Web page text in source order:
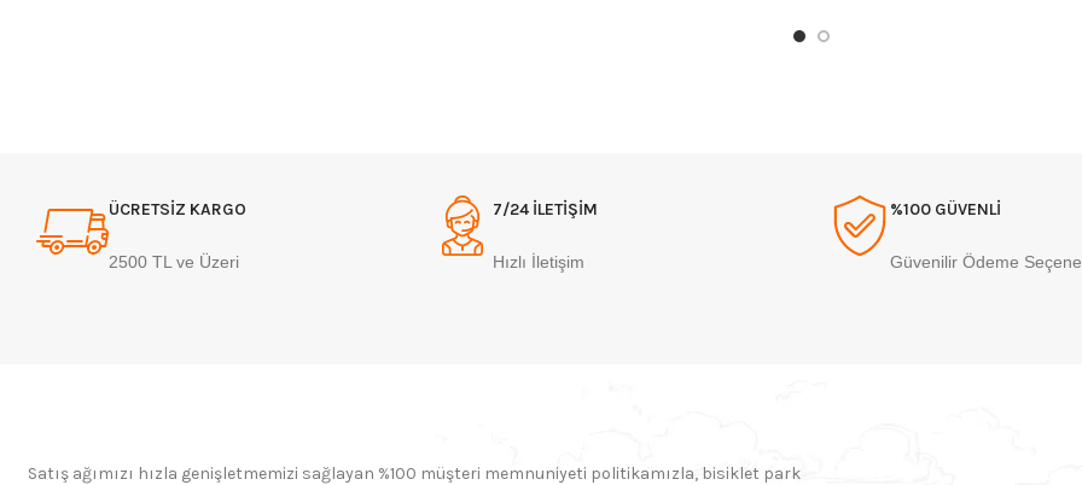
ÜCRETSİZ KARGO
2500 TL ve Üzeri
7/24 İLETİŞİM
Hızlı İletişim
%100 GÜVENLİ
Güvenilir Ödeme
Satış ağımızı hızla genişletmemizi sağlayan %100 müşteri memnuniyeti politikamızla, bisiklet park